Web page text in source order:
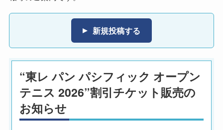
新規投稿する
“東レ パン パシフィック オープン
テニス 2026”割引チケット販売の
お知らせ